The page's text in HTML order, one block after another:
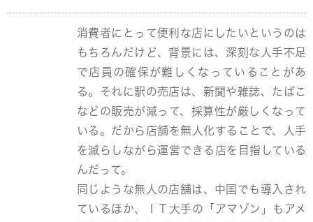
消費者にとって便利な店にしたいというのは
もちろんだけど、背景には、深刻な人手不足
で店員の確保が難しくなっていることがあ
る。それに駅の売店は、新聞や雑誌、たばこ
などの販売が減って、採算性が厳しくなって
いる。だから店舗を無人化することで、人手
を減らしながら運営できる店を目指している
んだって。
同じような無人の店舗は、中国でも導入され
ているほか、ＩＴ大手の「アマゾン」もアメ